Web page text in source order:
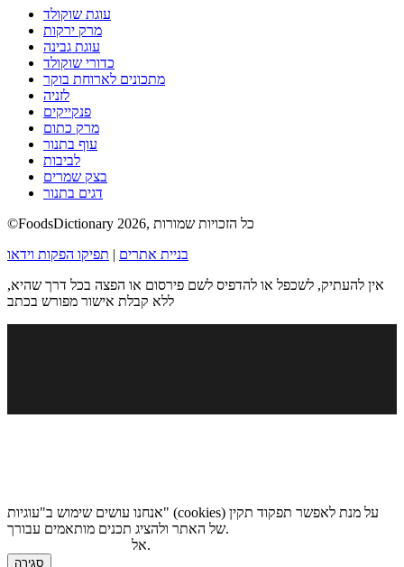
עוגת שוקולד
מרק ירקות
עוגת גבינה
כדורי שוקולד
מתכונים לארוחת בוקר
לזניה
פנקייקים
מרק כתום
עוף בתנור
לביבות
בצק שמרים
דגים בתנור
©FoodsDictionary 2026, כל הזכויות שמורות
בניית אתרים | תפיקו הפקות וידאו
אין להעתיק, לשכפל או להדפיס לשם פירסום או הפצה בכל דרך שהיא,
ללא קבלת אישור מפורש בכתב
אנחנו עושים שימוש ב"עוגיות" (cookies) על מנת לאפשר תפקוד תקין
של האתר ולהציג תכנים מותאמים עבורך.
אל.
סגירה